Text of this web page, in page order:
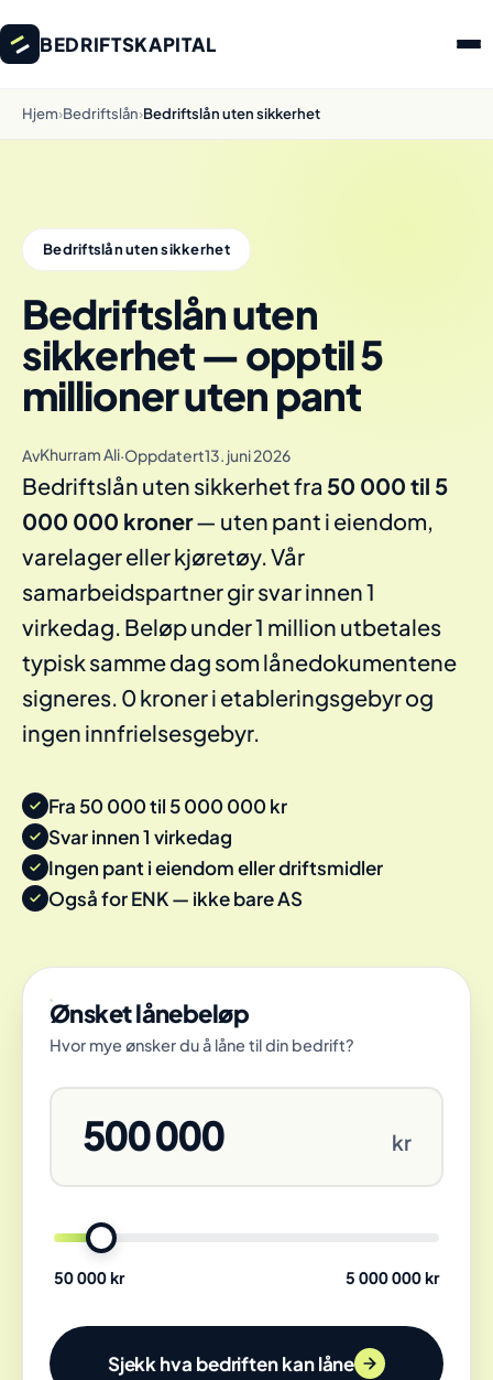
BEDRIFTSKAPITAL
Hjem›Bedriftslån›Bedriftslån uten sikkerhet
Bedriftslån uten sikkerhet
Bedriftslån uten
sikkerhet — opptil 5
millioner uten pant
AvKhurram Ali·Oppdatert13. juni 2026
Bedriftslån uten sikkerhet fra 50 000 til 5
000 000 kroner— uten pant i eiendom,
varelager eller kjøretøy. Vår
samarbeidspartner gir svar innen 1
virkedag. Beløp under 1 million utbetales
typisk samme dag som lånedokumentene
signeres. 0 kroner i etableringsgebyr og
ingen innfrielsesgebyr.
Fra 50 000 til 5 000 000 kr
Svar innen 1 virkedag
Ingen pant i eiendom eller driftsmidler
Også for ENK — ikke bare AS
Ønsket lånebeløp
Hvor mye ønsker du å låne til din bedrift?
500 000 kr
Lånebeløp
50 000 kr 5 000 000 kr
Sjekk hva bedriften kan låne